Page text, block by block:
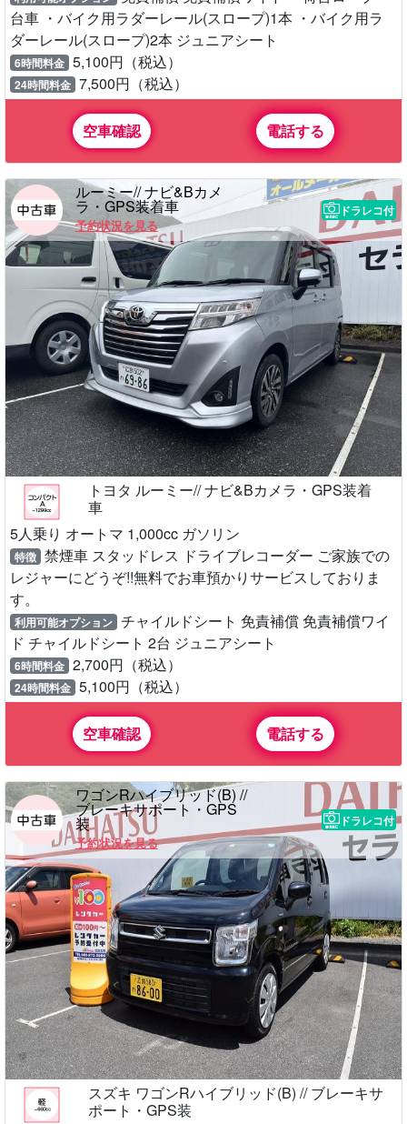
台車 ・バイク用ラダーレール(スロープ)1本 ・バイク用ラ
ダーレール(スロープ)2本 ジュニアシート
6時間料金 5,100円（税込）
24時間料金 7,500円（税込）
空車確認 電話する
ルーミー// ナビ&Bカメ
ラ・GPS装着車
予約状況を見る
ドラレコ付
トヨタ ルーミー// ナビ&Bカメラ・GPS装着
車
5人乗り オートマ 1,000cc ガソリン
特徴 禁煙車 スタッドレス ドライブレコーダー ご家族での
レジャーにどうぞ!!無料でお車預かりサービスしておりま
す。
利用可能オプション チャイルドシート 免責補償 免責補償ワイ
ド チャイルドシート 2台 ジュニアシート
6時間料金 2,700円（税込）
24時間料金 5,100円（税込）
空車確認 電話する
ワゴンRハイブリッド(B) //
ブレーキサポート・GPS
装
予約状況を見る
ドラレコ付
スズキ ワゴンRハイブリッド(B) // ブレーキサ
ポート・GPS装